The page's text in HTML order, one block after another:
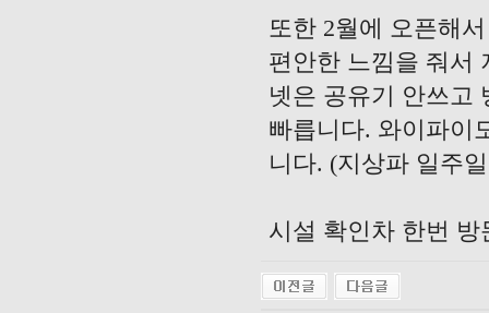
또한 2월에 오픈해
편안한 느낌을 줘서
넷은 공유기 안쓰고
빠릅니다. 와이파이
니다. (지상파 일주
시설 확인차 한번 방